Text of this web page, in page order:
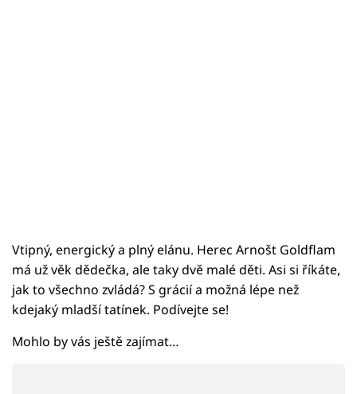
Vtipný, energický a plný elánu. Herec Arnošt Goldflam
má už věk dědečka, ale taky dvě malé děti. Asi si říkáte,
jak to všechno zvládá? S grácií a možná lépe než
kdejaký mladší tatínek. Podívejte se!
Mohlo by vás ještě zajímat…